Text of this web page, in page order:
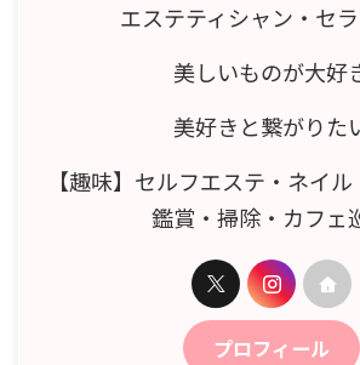
エステティシャン・セ
美しいものが大好
美好きと繋がりた
【趣味】セルフエステ・ネイ
鑑賞・掃除・カフェ
プロフィール